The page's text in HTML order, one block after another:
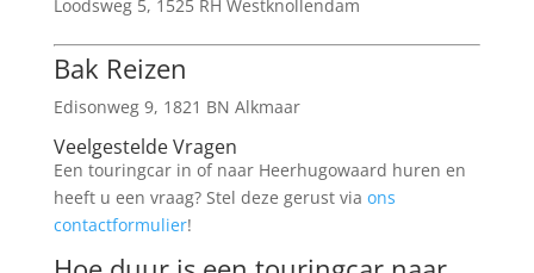
Loodsweg 5, 1525 RH Westknollendam
Bak Reizen
Edisonweg 9, 1821 BN Alkmaar
Veelgestelde Vragen
Een touringcar in of naar Heerhugowaard huren en
heeft u een vraag? Stel deze gerust via ons
contactformulier!